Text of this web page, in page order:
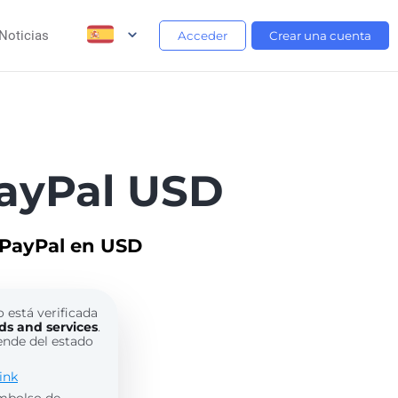
Noticias Acceder Crear una cuenta
USD
en USD
está verificada
and services.
del estado